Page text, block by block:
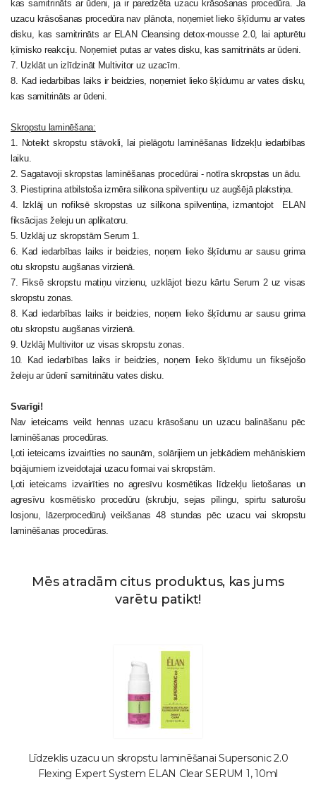
kas samitrināts ar ūdeni, ja ir paredzēta uzacu krāsošanas procedūra. Ja
uzacu krāsošanas procedūra nav plānota, noņemiet lieko šķīdumu ar vates
disku, kas samitrināts ar ELAN Cleansing detox-mousse 2.0, lai apturētu
ķīmisko reakciju. Noņemiet putas ar vates disku, kas samitrināts ar ūdeni.
7. Uzklāt un izlīdzināt Multivitor uz uzacīm.
8. Kad iedarbības laiks ir beidzies, noņemiet lieko šķīdumu ar vates disku,
kas samitrināts ar ūdeni.
Skropstu laminēšana:
1. Noteikt skropstu stāvokli, lai pielāgotu laminēšanas līdzekļu iedarbības
laiku.
2. Sagatavoji skropstas laminēšanas procedūrai - notīra skropstas un ādu.
3. Piestiprina atbilstoša izmēra silikona spilventiņu uz augšējā plakstiņa.
4. Izklāj un nofiksē skropstas uz silikona spilventiņa, izmantojot ELAN
fiksācijas želeju un aplikatoru.
5. Uzklāj uz skropstām Serum 1.
6. Kad iedarbības laiks ir beidzies, noņem lieko šķīdumu ar sausu grima
otu skropstu augšanas virzienā.
7. Fiksē skropstu matiņu virzienu, uzklājot biezu kārtu Serum 2 uz visas
skropstu zonas.
8. Kad iedarbības laiks ir beidzies, noņem lieko šķīdumu ar sausu grima
otu skropstu augšanas virzienā.
9. Uzklāj Multivitor uz visas skropstu zonas.
10. Kad iedarbības laiks ir beidzies, noņem lieko šķīdumu un fiksējošo
želeju ar ūdenī samitrinātu vates disku.
Svarīgi!
Nav ieteicams veikt hennas uzacu krāsošanu un uzacu balināšanu pēc
laminēšanas procedūras.
Ļoti ieteicams izvairīties no saunām, solārijiem un jebkādiem mehāniskiem
bojājumiem izveidotajai uzacu formai vai skropstām.
Ļoti ieteicams izvairīties no agresīvu kosmētikas līdzekļu lietošanas un
agresīvu kosmētisko procedūru (skrubju, sejas pīlingu, spirtu saturošu
losjonu, lāzerprocedūru) veikšanas 48 stundas pēc uzacu vai skropstu
laminēšanas procedūras.
Mēs atradām citus produktus, kas jums
varētu patikt!
Līdzeklis uzacu un skropstu laminēšanai Supersonic 2.0
Flexing Expert System ELAN Clear SERUM 1, 10ml